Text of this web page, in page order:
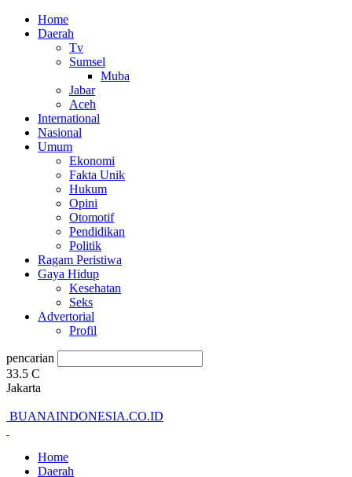
Home
Daerah
Tv
Sumsel
Muba
Jabar
Aceh
International
Nasional
Umum
Ekonomi
Fakta Unik
Hukum
Opini
Otomotif
Pendidikan
Politik
Ragam Peristiwa
Gaya Hidup
Kesehatan
Seks
Advertorial
Profil
pencarian
33.5 C
Jakarta
BUANAINDONESIA.CO.ID
Home
Daerah